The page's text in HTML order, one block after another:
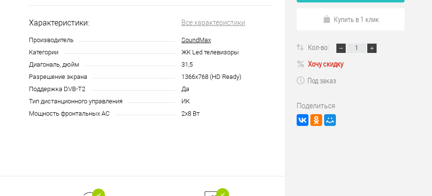
Характеристики: Все характеристики
Производитель
SoundMax
Категории
ЖК Led телевизоры
Диагональ, дюйм
31,5
Разрешение экрана
1366х768 (HD Ready)
Поддержка DVB-T2
Да
Тип дистанционного управления
ИК
Мощность фронтальных AC
2x8 Вт
Купить в 1 клик
Кол-во:
Хочу скидку
Под заказ
Поделиться